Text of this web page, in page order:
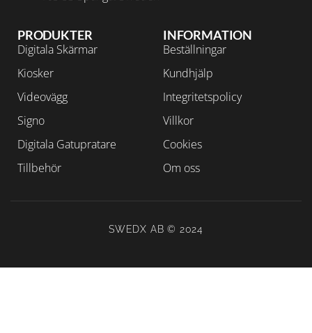
INFORMATION
Beställningar
Kundhjälp
Integritetspolicy
Villkor
Cookies
Om oss
PRODUKTER
Digitala Skärmar
Kiosker
Videovägg
Signo
Digitala Gatupratare
Tillbehör
SWEDX AB © 2024